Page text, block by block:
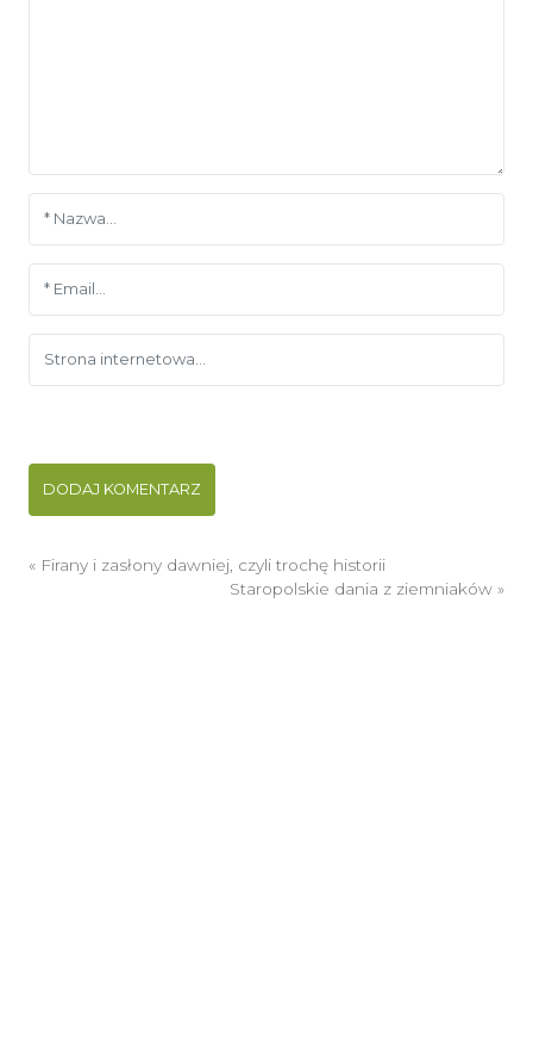
« Firany i zasłony dawniej, czyli trochę historii
Staropolskie dania z ziemniaków »